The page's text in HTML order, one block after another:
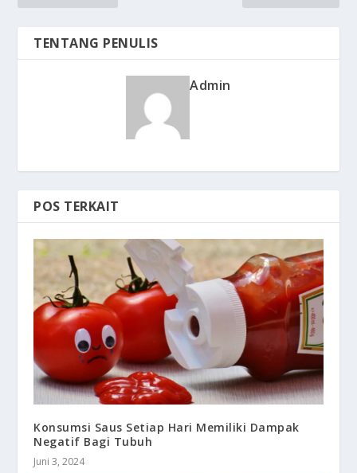
TENTANG PENULIS
Admin
POS TERKAIT
Konsumsi Saus Setiap Hari Memiliki Dampak
Negatif Bagi Tubuh
Juni 3, 2024